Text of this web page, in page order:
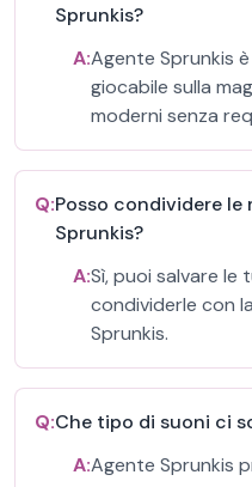
Sprunkis?
A:Agente Sprunkis
giocabile sulla
moderni senza
Q:Posso condividere
Sprunkis?
A:Sì, puoi salvare le
condividerle con
Sprunkis.
Q:Che tipo di suoni ci
A:Agente Sprunkis